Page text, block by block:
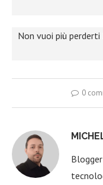
Non vuoi più
0